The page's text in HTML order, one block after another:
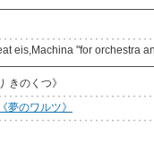
eis,Machina "for orchestra
きのくつ》
夢のワルツ》